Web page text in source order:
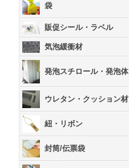
袋
販促シール・ラベル
気泡緩衝材
発泡スチロール・発泡体
ウレタン・クッション材
紐・リボン
封筒/伝票袋